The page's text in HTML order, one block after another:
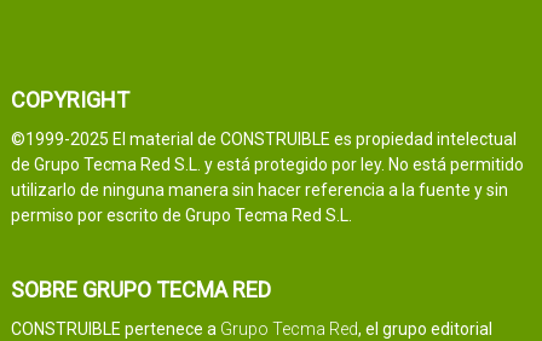
COPYRIGHT
©1999-2025 El material de CONSTRUIBLE es propiedad intelectual
de Grupo Tecma Red S.L. y está protegido por ley. No está permitido
utilizarlo de ninguna manera sin hacer referencia a la fuente y sin
permiso por escrito de Grupo Tecma Red S.L.
SOBRE GRUPO TECMA RED
CONSTRUIBLE pertenece a Grupo Tecma Red, el grupo editorial